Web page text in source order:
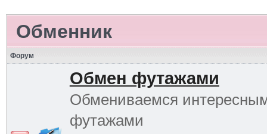
Обменник
Форум
Обмен футажами
Обмениваемся
футажами